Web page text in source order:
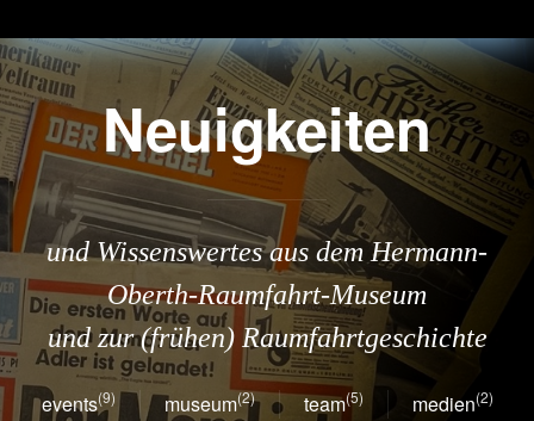
Neuigkeiten
und Wissenswertes aus dem Hermann-
Oberth-Raumfahrt-Museum
und zur (frühen) Raumfahrtgeschichte
events(9) museum(2) team(5) medien(2)